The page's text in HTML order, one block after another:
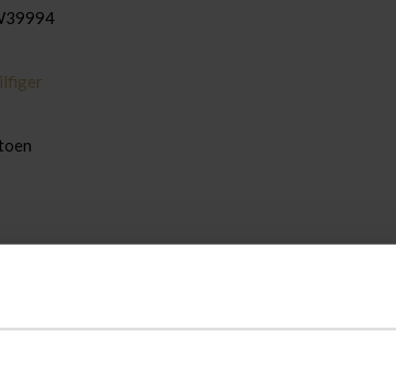
polokraag met spreidkraag en korte
krijgt een herkenbaar logo op de borst
en staat ook netjes op een chino of jeans.